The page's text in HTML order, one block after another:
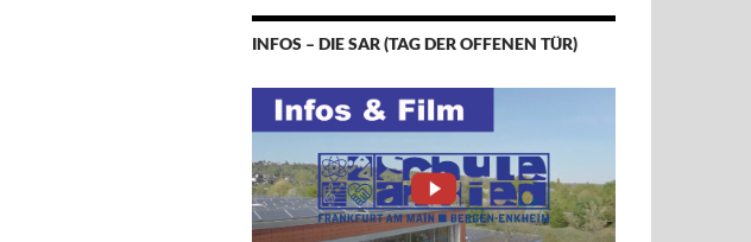
INFOS – DIE SAR (TAG DER OFFENEN TÜR)